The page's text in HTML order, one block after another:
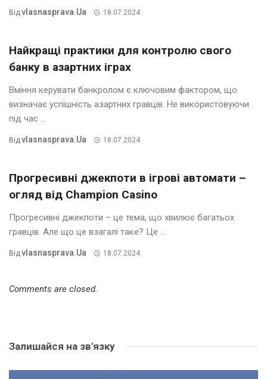
ВідVlasnasprava.ua 18.07.2024
Найкращі практики для контролю свого
банку в азартних іграх
Вміння керувати банкролом є ключовим фактором, що
визначає успішність азартних гравців. Не використовуючи
під час ...
ВідVlasnasprava.ua 18.07.2024
Прогресивні джекпоти в ігрові автомати –
огляд від Champion Casino
Прогресивні джекпоти – це тема, що хвилює багатьох
гравців. Але що це взагалі таке? Це ...
ВідVlasnasprava.ua 18.07.2024
Comments are closed.
Залишайся на зв'язку